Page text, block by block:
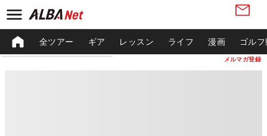
メルマガ登録
全ツアー ギア レッスン ライフ 漫画 ゴル